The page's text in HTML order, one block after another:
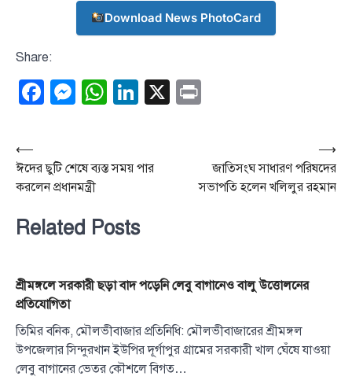
Download News PhotoCard
Share:
Facebook
Messenger
WhatsApp
LinkedIn
X
Post
navigation
⟵
ঈদের ছুটি শেষে ব্যস্ত সময় পার
করলেন প্রধানমন্ত্রী
জাতিসংঘ সাধারণ পরিষদের
সভাপতি হলেন খলিলুর রহমান
⟶
Related Posts
শ্রীমঙ্গলে সরকারী ছড়া বাদ পড়েনি লেবু বাগানেও বালু উত্তোলনের
প্রতিযোগিতা
তিমির বনিক, মৌলভীবাজার প্রতিনিধি: মৌলভীবাজারের শ্রীমঙ্গল
উপজেলার সিন্দুরখান ইউপির দূর্গাপুর গ্রামের সরকারী খাল ঘেঁষে যাওয়া
লেবু বাগানের ভেতর কৌশলে বিগত…